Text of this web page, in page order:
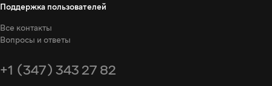
Поддержка пользователей
Все контакты
Вопросы и ответы
+1 (347) 343 27 82